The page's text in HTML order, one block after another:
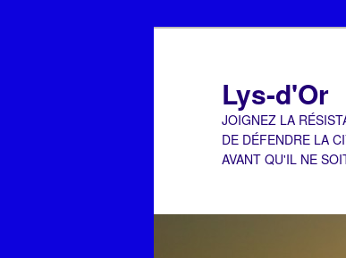
Lys-d'Or
JOIGNEZ LA
DE DÉFENDRE LA
AVANT QU'IL NE